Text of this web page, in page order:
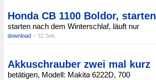
Honda CB 1100 Boldor, starten
starten nach dem Winterschlaf, läuft nur
download ~ 32 Sek.
Akkuschrauber zwei mal kurz
betätigen, Modell: Makita 6222D, 700